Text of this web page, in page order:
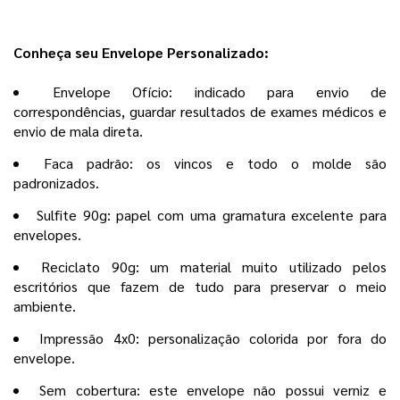
Conheça seu Envelope Personalizado:
Envelope Ofício: indicado para envio de
correspondências, guardar resultados de exames médicos e
envio de mala direta.
Faca padrão: os vincos e todo o molde são
padronizados.
Sulfite 90g: papel com uma gramatura excelente para
envelopes.
Reciclato 90g: um material muito utilizado pelos
escritórios que fazem de tudo para preservar o meio
ambiente.
Impressão 4x0: personalização colorida por fora do
envelope.
Sem cobertura: este envelope não possui verniz e